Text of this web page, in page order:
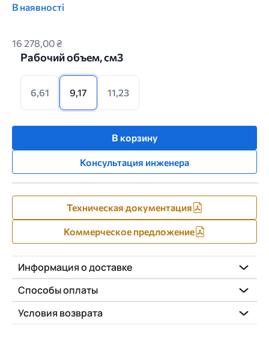
В наявності
16 278,00 ₴
Рабочий объем, см3
6,61 9,17 11,23
В корзину
Консультация инженера
Техническая документация
Коммерческое предложение
Информация о доставке
Способы оплаты
Условия возврата